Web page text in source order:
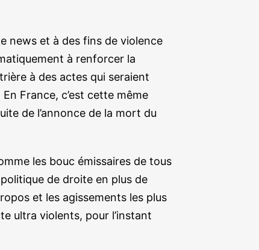
news et à des fins de violence
à renforcer la
à des actes qui seraient
France, c’est cette même
de l’annonce de la mort du
les bouc émissaires de tous
de droite en plus de
et les agissements les plus
ultra violents, pour l’instant